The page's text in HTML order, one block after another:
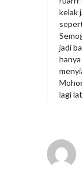
kelak
jadi
lagi